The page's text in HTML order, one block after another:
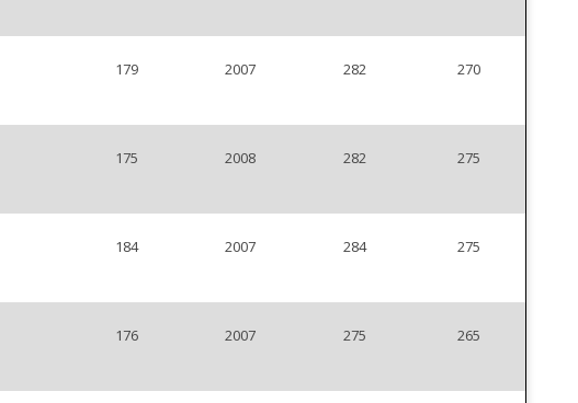
179 2007 282 270
175 2008 282 275
184 2007 284 275
176 2007 275 265